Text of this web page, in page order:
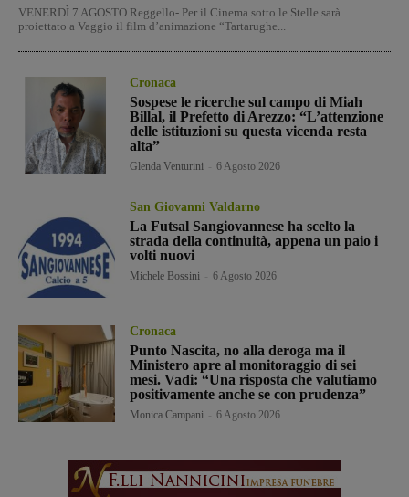
VENERDÌ 7 AGOSTO Reggello- Per il Cinema sotto le Stelle sarà
proiettato a Vaggio il film d’animazione “Tartarughe...
Cronaca
Sospese le ricerche sul campo di Miah
Billal, il Prefetto di Arezzo: “L’attenzione
delle istituzioni su questa vicenda resta
alta”
Glenda Venturini 6 Agosto 2026
San Giovanni Valdarno
La Futsal Sangiovannese ha scelto la
strada della continuità, appena un paio i
volti nuovi
Michele Bossini 6 Agosto 2026
Cronaca
Punto Nascita, no alla deroga ma il
Ministero apre al monitoraggio di sei
mesi. Vadi: “Una risposta che valutiamo
positivamente anche se con prudenza”
Monica Campani 6 Agosto 2026